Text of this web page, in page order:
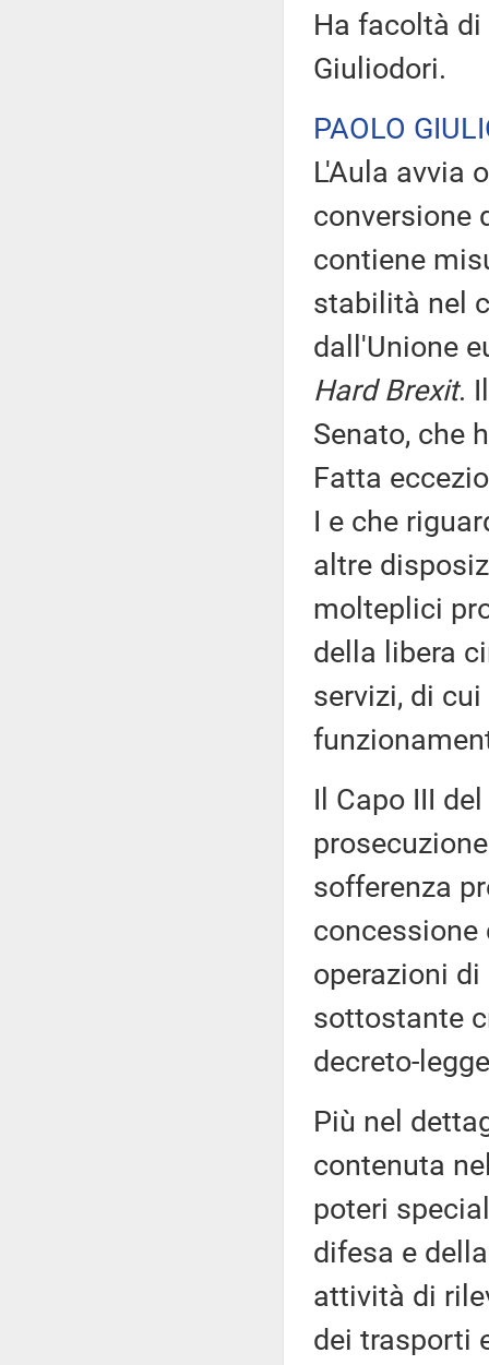
Ha facoltà
Giuliodori.
PAOLO
L'Aula avvia
conversione
contiene
stabilità nel
dall'Unione
Hard Brexit.
Senato, che
Fatta
I e che
altre
molteplici
della libera
servizi, di
Il Capo III
sofferenza
operazioni
sottostante
decreto-
Più nel
contenuta
poteri
difesa e
attività di
dei trasporti